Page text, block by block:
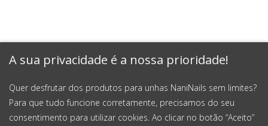
A sua privacidade é a nossa prioridade!
Quer desfrutar dos produtos para unhas NaniNails sem limites?
Para que tudo funcione corretamente, precisamos do seu
consentimento para utilizar cookies. Ao clicar no botão “Aceito”